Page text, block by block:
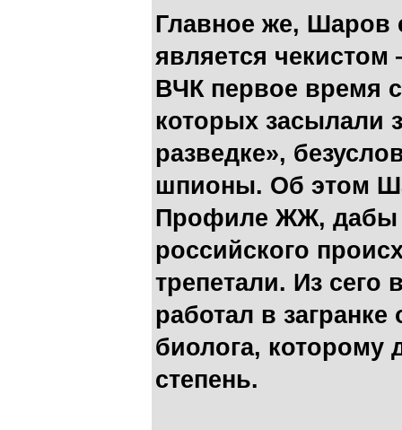
Главное же, Шаров
является
ВЧК первое время
которых засылали
разведке»,
шпионы. Об этом
Профиле ЖЖ, дабы
российского
трепетали. Из сего
работал в
биолога, которому
степень.